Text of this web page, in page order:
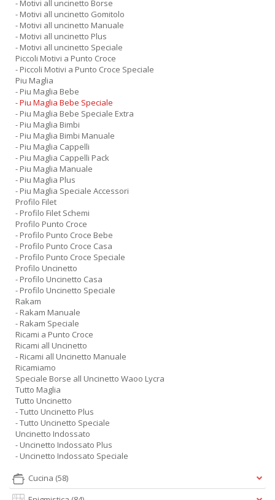
- Motivi all uncinetto Borse
- Motivi all uncinetto Gomitolo
- Motivi all uncinetto Manuale
- Motivi all uncinetto Plus
- Motivi all uncinetto Speciale
Piccoli Motivi a Punto Croce
- Piccoli Motivi a Punto Croce Speciale
Piu Maglia
- Piu Maglia Bebe
- Piu Maglia Bebe Speciale
- Piu Maglia Bebe Speciale Extra
- Piu Maglia Bimbi
- Piu Maglia Bimbi Manuale
- Piu Maglia Cappelli
- Piu Maglia Cappelli Pack
- Piu Maglia Manuale
- Piu Maglia Plus
- Piu Maglia Speciale Accessori
Profilo Filet
- Profilo Filet Schemi
Profilo Punto Croce
- Profilo Punto Croce Bebe
- Profilo Punto Croce Casa
- Profilo Punto Croce Speciale
Profilo Uncinetto
- Profilo Uncinetto Casa
- Profilo Uncinetto Speciale
Rakam
- Rakam Manuale
- Rakam Speciale
Ricami a Punto Croce
Ricami all Uncinetto
- Ricami all Uncinetto Manuale
Ricamiamo
Speciale Borse all Uncinetto Waoo Lycra
Tutto Maglia
Tutto Uncinetto
- Tutto Uncinetto Plus
- Tutto Uncinetto Speciale
Uncinetto Indossato
- Uncinetto Indossato Plus
- Uncinetto Indossato Speciale
Cucina (58)